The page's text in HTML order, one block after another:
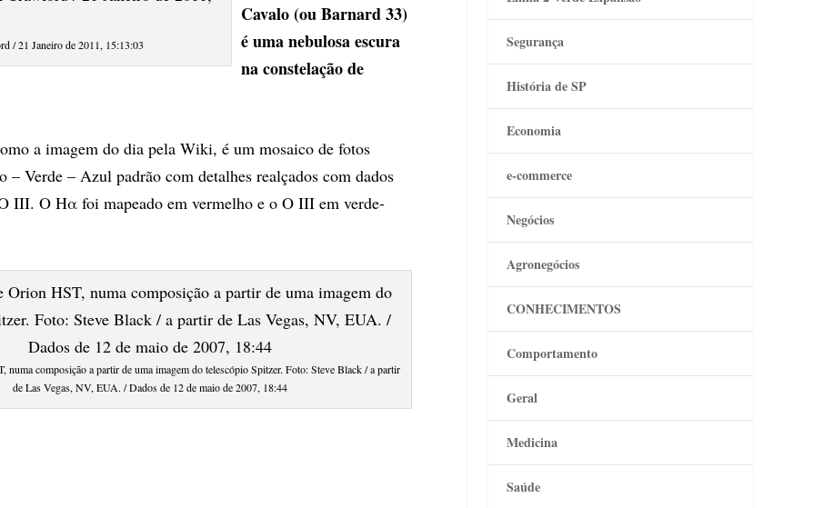
/ 21 Janeiro de 2011, 15:13:03
Cavalo (ou Barnard 33)
é uma nebulosa escura
na constelação de
a imagem do dia pela Wiki, é um mosaico de fotos
Verde – Azul padrão com detalhes realçados com dados
III. O Hα foi mapeado em vermelho e o O III em verde-
numa composição a partir de uma imagem do telescópio Spitzer. Foto: Steve Black / a partir
de Las Vegas, NV, EUA. / Dados de 12 de maio de 2007, 18:44
Segurança
História de SP
Economia
e-commerce
Negócios
Agronegócios
CONHECIMENTOS
Comportamento
Geral
Medicina
Saúde